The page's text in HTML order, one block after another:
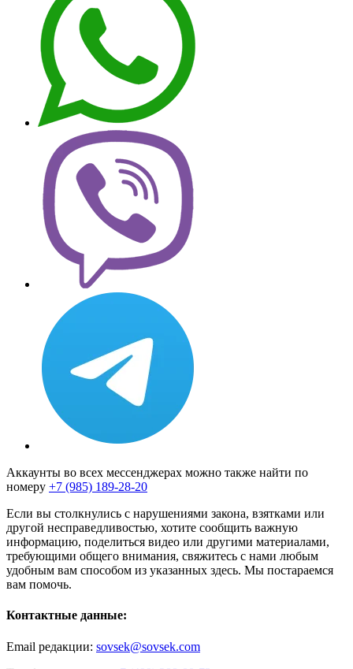
Аккаунты во всех мессенджерах можно также найти по
номеру +7 (985) 189-28-20
Если вы столкнулись с нарушениями закона, взятками или
другой несправедливостью, хотите сообщить важную
информацию, поделиться видео или другими материалами,
требующими общего внимания, свяжитесь с нами любым
удобным вам способом из указанных здесь. Мы постараемся
вам помочь.
Контактные данные:
Email редакции: sovsek@sovsek.com